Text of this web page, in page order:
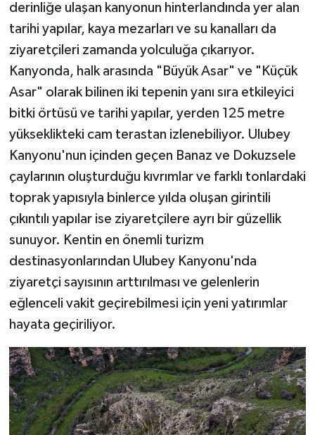
derinliğe ulaşan kanyonun hinterlandında yer alan
tarihi yapılar, kaya mezarları ve su kanalları da
ziyaretçileri zamanda yolculuğa çıkarıyor.
Kanyonda, halk arasında "Büyük Asar" ve "Küçük
Asar" olarak bilinen iki tepenin yanı sıra etkileyici
bitki örtüsü ve tarihi yapılar, yerden 125 metre
yükseklikteki cam terastan izlenebiliyor. Ulubey
Kanyonu'nun içinden geçen Banaz ve Dokuzsele
çaylarının oluşturduğu kıvrımlar ve farklı tonlardaki
toprak yapısıyla binlerce yılda oluşan girintili
çıkıntılı yapılar ise ziyaretçilere ayrı bir güzellik
sunuyor. Kentin en önemli turizm
destinasyonlarından Ulubey Kanyonu'nda
ziyaretçi sayısının arttırılması ve gelenlerin
eğlenceli vakit geçirebilmesi için yeni yatırımlar
hayata geçiriliyor.